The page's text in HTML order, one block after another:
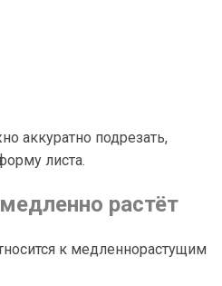
аккуратно подрезать,
листа.
растёт
к медленнорастущим